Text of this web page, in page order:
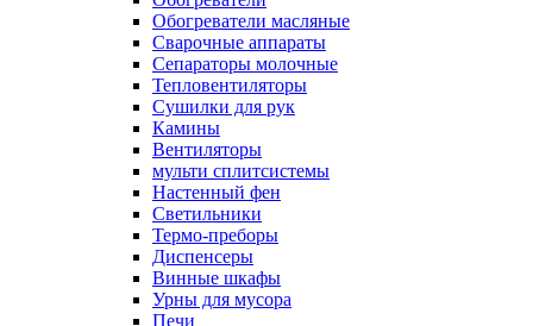
Обогреватели масляные
Сварочные аппараты
Сепараторы молочные
Тепловентиляторы
Сушилки для рук
Камины
Вентиляторы
мульти сплитсистемы
Настенный фен
Светильники
Термо-преборы
Диспенсеры
Винные шкафы
Урны для мусора
Печи